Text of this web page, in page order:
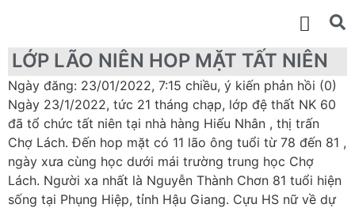
LỚP LÃO NIÊN HOP MẶT TẤT NIÊN
Ngày đăng: 23/01/2022, 7:15 chiều, ý kiến phản hồi (0)
Ngày 23/1/2022, tức 21 tháng chạp, lớp đệ thất NK 60
đã tổ chức tất niên tại nhà hàng Hiếu Nhân , thị trấn
Chợ Lách. Đến hop mặt có 11 lão ông tuổi từ 78 đến 81 ,
ngày xưa cùng học dưới mái trường trung học Chợ
Lách. Người xa nhất là Nguyễn Thành Chơn 81 tuổi hiện
sống tại Phụng Hiệp, tỉnh Hậu Giang. Cựu HS nữ về dự